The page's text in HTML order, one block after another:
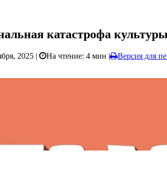
катастрофа культуры
2025 | На чтение: 4 мин |
Версия для